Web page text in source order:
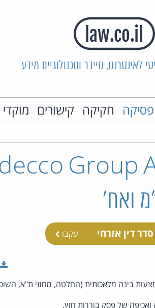
לאינטרנט, סייבר וטכנולוגיית מידע
פסיקה חקיקה קישורים
ואח'
סדר דין אזרחי עקבו
בינה מלאכותית (החלטה, מחוזי ת"א,
של פסק בוררות חוץ.